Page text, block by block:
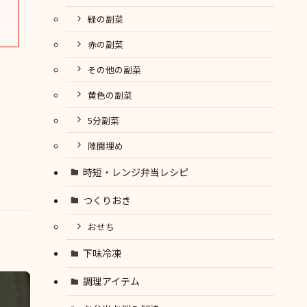
緑の副菜
赤の副菜
その他の副菜
黄色の副菜
5分副菜
隙間埋め
時短・レンジ弁当レシピ
つくりおき
おせち
下味冷凍
調理アイテム